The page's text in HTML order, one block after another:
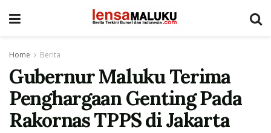
Home Berita
Gubernur Maluku Terima
Penghargaan Genting Pada
Rakornas TPPS di Jakarta